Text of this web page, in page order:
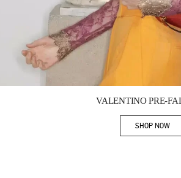
VALENTINO PRE-
SHOP NOW
Link